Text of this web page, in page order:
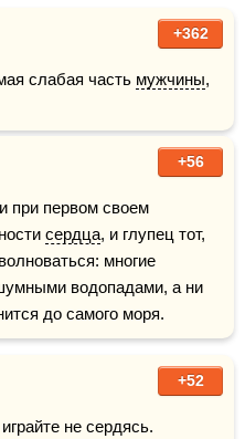
+362
слабая часть мужчины,
+56
при первом своем
сердца, и глупец тот,
многие
водопадами, а ни
до самого моря.
+52
не сердясь.